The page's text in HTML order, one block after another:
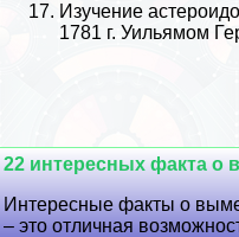
Изучение
1781 г. Уильямом
22 интересных факта
Интересные факты о
– это отличная